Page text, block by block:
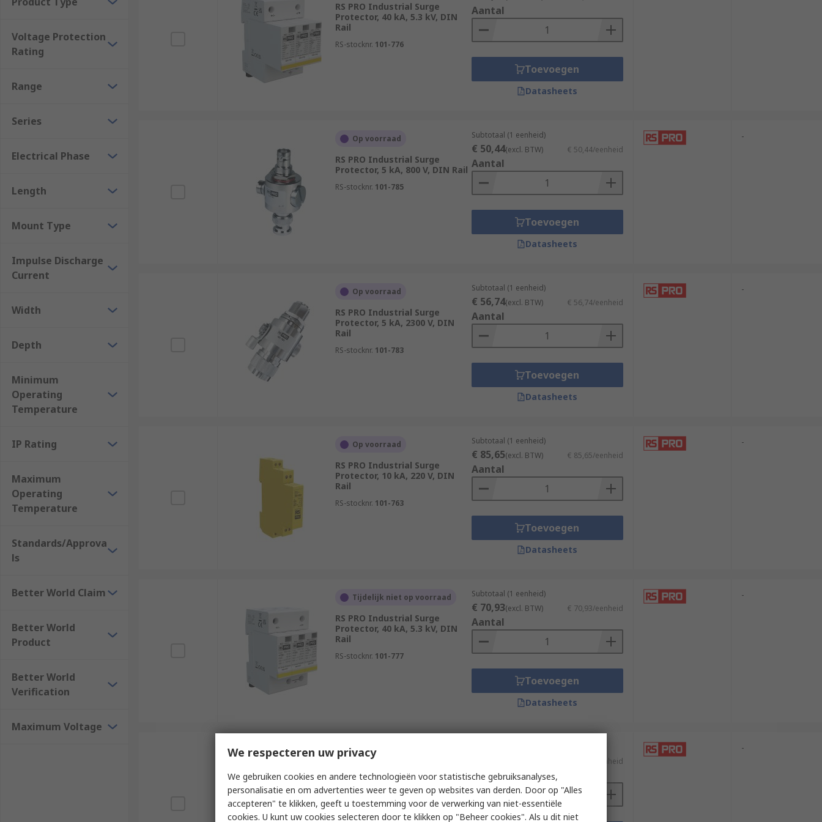
Voltage Protection
Rating
Range
Series
Electrical Phase
Length
Mount Type
Impulse Discharge
Current
Width
Depth
Minimum
Operating
Temperature
IP Rating
Maximum
Operating
Temperature
Standards/Approva
ls
Better World Claim
Better World
Product
Better World
Verification
Maximum Voltage
RS PRO Industrial Surge
Protector, 40 kA, 5.3 kV, DIN
Rail
RS-stocknr. 101-776
Aantal
Toevoegen
Datasheets
Op voorraad
RS PRO Industrial Surge
Protector, 5 kA, 800 V, DIN Rail
RS-stocknr. 101-785
Subtotaal (1 eenheid)
€ 50,44(excl. BTW) € 50,44/eenheid
Aantal
Toevoegen
Datasheets
-
Op voorraad
RS PRO Industrial Surge
Protector, 5 kA, 2300 V, DIN
Rail
RS-stocknr. 101-783
Subtotaal (1 eenheid)
€ 56,74(excl. BTW) € 56,74/eenheid
Aantal
Toevoegen
Datasheets
-
Op voorraad
RS PRO Industrial Surge
Protector, 10 kA, 220 V, DIN
Rail
RS-stocknr. 101-763
Subtotaal (1 eenheid)
€ 85,65(excl. BTW) € 85,65/eenheid
Aantal
Toevoegen
Datasheets
-
Tijdelijk niet op voorraad
RS PRO Industrial Surge
Protector, 40 kA, 5.3 kV, DIN
Rail
RS-stocknr. 101-777
Subtotaal (1 eenheid)
€ 70,93(excl. BTW) € 70,93/eenheid
Aantal
Toevoegen
Datasheets
-
Tijdelijk niet op voorraad
RS PRO 1 Phase Industrial
Surge Protector, 10 kA, 1.1 kV,
DIN Rail
RS-stocknr.101-748
€ 28,06/eenheid
Aantal
-
We respecteren uw privacy
We gebruiken cookies en andere technologieën voor statistische gebruiksanalyses,
personalisatie en om advertenties weer te geven op websites van derden. Door op "Alles
accepteren" te klikken, geeft u toestemming voor de verwerking van niet-essentiële
cookies. U kunt uw cookies selecteren door te klikken op "Beheer cookies". Als u dit niet